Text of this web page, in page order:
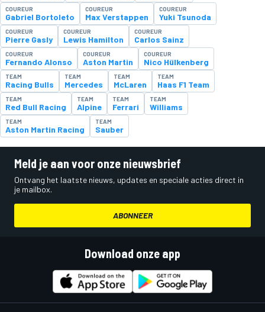
COUREUR
Gabriel Bortoleto
COUREUR
Max Verstappen
COUREUR
Yuki Tsunoda
COUREUR
Pierre Gasly
COUREUR
Lewis Hamilton
COUREUR
Carlos Sainz
COUREUR
Fernando Alonso
COUREUR
Aston Martin
COUREUR
Nico Hülkenberg
TEAM
Racing Bulls
TEAM
Mercedes
TEAM
McLaren
TEAM
Haas F1 Team
TEAM
Red Bull Racing
TEAM
Alpine
TEAM
Ferrari
TEAM
Williams
TEAM
Aston Martin Racing
TEAM
Sauber
Meld je aan voor onze nieuwsbrief
Ontvang het laatste nieuws, updates en speciale acties direct in
je mailbox.
ABONNEER
Download onze app